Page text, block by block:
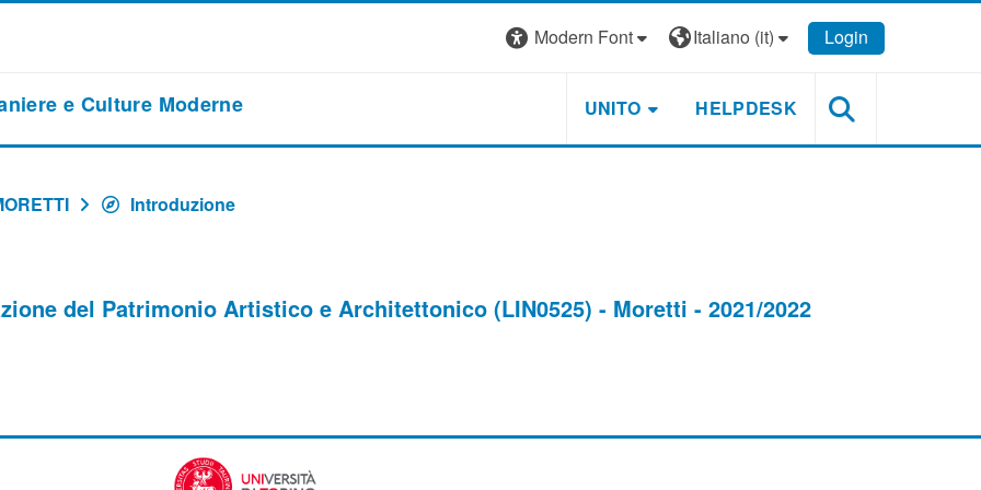
Modern Font Italiano ‎(it)‎ Login
e Culture Moderne UNITO HELPDESK
Introduzione
del Patrimonio Artistico e Architettonico (LIN0525) - Moretti - 2021/2022